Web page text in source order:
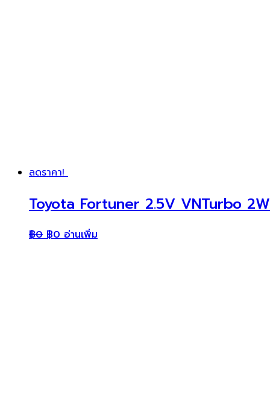
ลดราคา!
Toyota Fortuner 2.5V VNTurbo
฿0 ฿0 อ่านเพิ่ม